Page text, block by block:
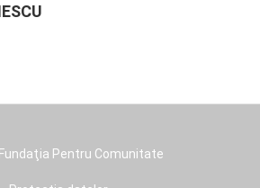
Pentru Comunitate